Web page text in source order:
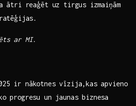
ātri reaģēt​ uz tirgus ⁢izmaiņām
ar⁤ MI.
ir nākotnes vīzija,kas ⁤apvieno
progresu un jaunas biznesa